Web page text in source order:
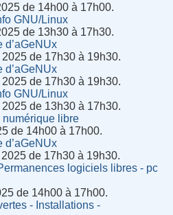
de 14h00 à 17h00.
GNU/Linux
de 13h30 à 17h30.
d’aGeNUx
de 17h30 à 19h30.
d’aGeNUx
de 17h30 à 19h30.
GNU/Linux
de 13h30 à 17h30.
libre
de 14h00 à 17h00.
d’aGeNUx
de 17h30 à 19h30.
logiciels libres - pc
de 14h00 à 17h00.
- Installations -